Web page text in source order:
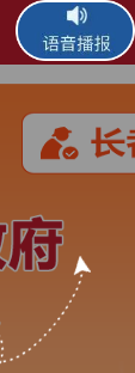
语音播报